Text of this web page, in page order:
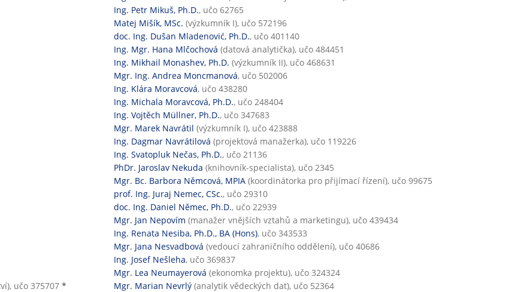
učo 375707 *
Ing. Petr Mikuš, Ph.D., učo 62765
Matej Mišík, MSc. (výzkumník I), učo 572196
doc. Ing. Dušan Mladenović, Ph.D., učo 401140
Ing. Mgr. Hana Mlčochová (datová analytička), učo 484451
Ing. Mikhail Monashev, Ph.D. (výzkumník II), učo 468631
Mgr. Ing. Andrea Moncmanová, učo 502006
Ing. Klára Moravcová, učo 438280
Ing. Michala Moravcová, Ph.D., učo 248404
Ing. Vojtěch Müllner, Ph.D., učo 347683
Mgr. Marek Navrátil (výzkumník I), učo 423888
Ing. Dagmar Navrátilová (projektová manažerka), učo 119226
Ing. Svatopluk Nečas, Ph.D., učo 21136
PhDr. Jaroslav Nekuda (knihovník-specialista), učo 2345
Mgr. Bc. Barbora Němcová, MPIA (koordinátorka pro přijímací řízení), učo 99675
prof. Ing. Juraj Nemec, CSc., učo 29310
doc. Ing. Daniel Němec, Ph.D., učo 22939
Mgr. Jan Nepovím (manažer vnějších vztahů a marketingu), učo 439434
Ing. Renata Nesiba, Ph.D., BA (Hons), učo 343533
Mgr. Jana Nesvadbová (vedoucí zahraničního oddělení), učo 40686
Ing. Josef Nešleha, učo 369837
Mgr. Lea Neumayerová (ekonomka projektu), učo 324324
Mgr. Marian Nevrlý (analytik vědeckých dat), učo 52364